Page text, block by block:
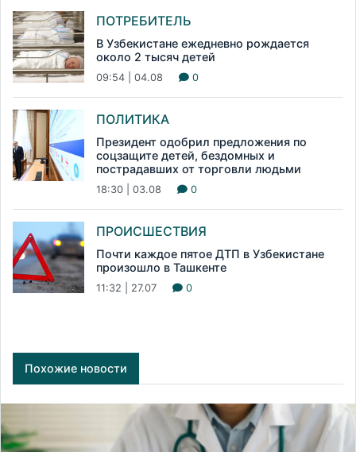
ПОТРЕБИТЕЛЬ
В Узбекистане ежедневно рождается
около 2 тысяч детей
09:54 | 04.08 0
ПОЛИТИКА
Президент одобрил предложения по
соцзащите детей, бездомных и
пострадавших от торговли людьми
18:30 | 03.08 0
ПРОИСШЕСТВИЯ
Почти каждое пятое ДТП в Узбекистане
произошло в Ташкенте
11:32 | 27.07 0
Похожие новости